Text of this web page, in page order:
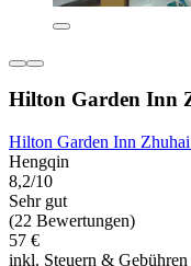
Hilton Garden Inn
Hilton Garden Inn
Hengqin
8,2/10
Sehr gut
(22 Bewertungen)
57 €
inkl. Steuern & Gebühren